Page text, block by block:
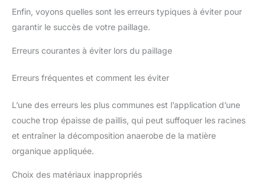
Enfin, voyons quelles sont les erreurs typiques à éviter pour
garantir le succès de votre paillage.
Erreurs courantes à éviter lors du paillage
Erreurs fréquentes et comment les éviter
L’une des erreurs les plus communes est l’application d’une
couche trop épaisse de paillis, qui peut suffoquer les racines
et entraîner la décomposition anaerobe de la matière
organique appliquée.
Choix des matériaux inappropriés